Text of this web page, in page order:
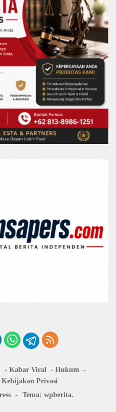
Kabar Viral
Hukum
Kebijakan Privasi
- Tema: wpberita.